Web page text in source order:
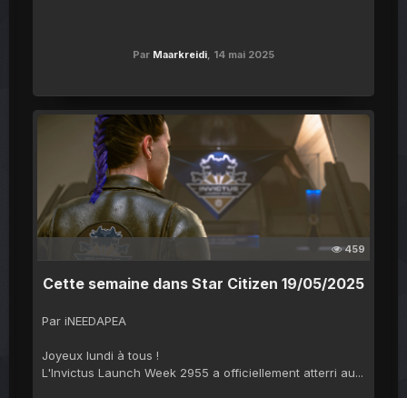
Par Maarkreidi, 14 mai 2025
459
Cette semaine dans Star Citizen 19/05/2025
Par iNEEDAPEA
Joyeux lundi à tous !
L'Invictus Launch Week 2955 a officiellement atterri au...